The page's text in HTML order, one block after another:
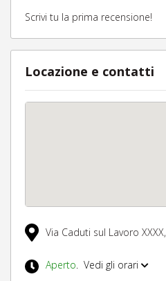
Scrivi tu la prima recensione!
Locazione e contatti
Via Caduti sul Lavoro XXXX,
Aperto. Vedi gli orari